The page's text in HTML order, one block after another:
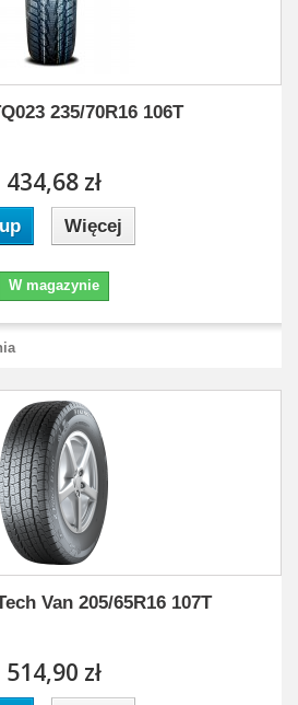
235/70R16 106T
434,68 zł
Więcej
W magazynie
Van 205/65R16 107T
514,90 zł